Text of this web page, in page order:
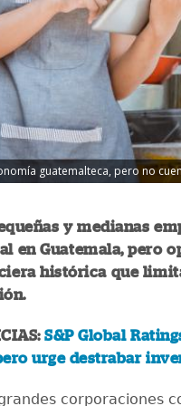
guatemalteca, pero no
y medianas
en Guatemala, pero
histórica que
S&P Global
urge destrabar
corporaciones